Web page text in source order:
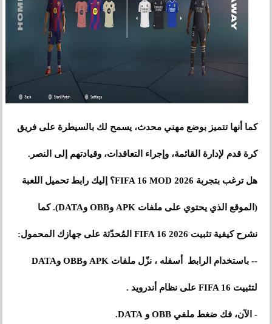
كما أنها تتميز بوضع مهني محدث، يسمح لك بالسيطرة على فريق
كرة قدم لإدارة القائمة، وإجراء التعاقدات، وقيادتهم إلى النصر.
هل ترغب بتجربة FIFA 16 MOD 2026؟ إليك رابط تحميل اللعبة
(الموقع الذي يحتوي على ملفات APK وOBB وDATA). كما
نشرح كيفية تثبيت FIFA 16 2026 المُحدّثة على جهازك المحمول:
-- باستخدام الرابط أسفله ، نزّل ملفات APK وOBB وDATA
لتثبيت FIFA 16 على نظام أندرويد .
- الآن، فك ضغط ملفي OBB و DATA.